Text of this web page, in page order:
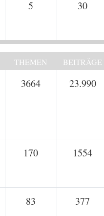
5 30
THEMEN BEITRÄGE
3664Themen23.990
170Themen 1554
83 377